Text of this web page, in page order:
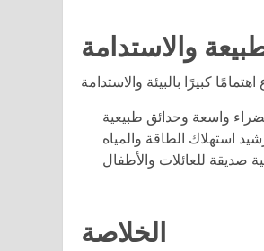
والاستدامة
الخلاصة